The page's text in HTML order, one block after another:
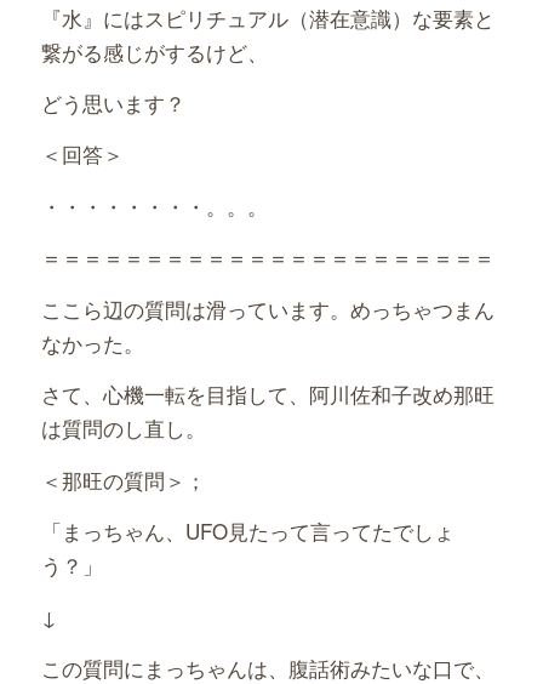
『水』にはスピリチュアル（潜在意識）な要素と
繋がる感じがするけど、
どう思います？
＜回答＞
・・・・・・・・。。。
＝＝＝＝＝＝＝＝＝＝＝＝＝＝＝＝＝＝＝＝＝＝
ここら辺の質問は滑っています。めっちゃつまん
なかった。
さて、心機一転を目指して、阿川佐和子改め那旺
は質問のし直し。
＜那旺の質問＞；
「まっちゃん、UFO見たって言ってたでしょ
う？」
↓
この質問にまっちゃんは、腹話術みたいな口で、